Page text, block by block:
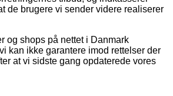
de brugere vi sender videre realiserer
og shops på nettet i Danmark
kan ikke garantere imod rettelser der
at vi sidste gang opdaterede vores